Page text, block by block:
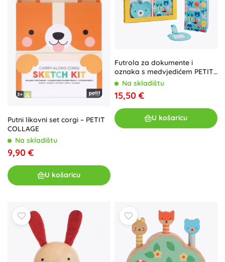
Putni likovni set corgi – PETIT
COLLAGE
Na skladištu
9,90 €
U košaricu
Futrola za dokumente i
oznaka s medvjedićem PETIT
COLLAGE
Na skladištu
15,50 €
U košaricu